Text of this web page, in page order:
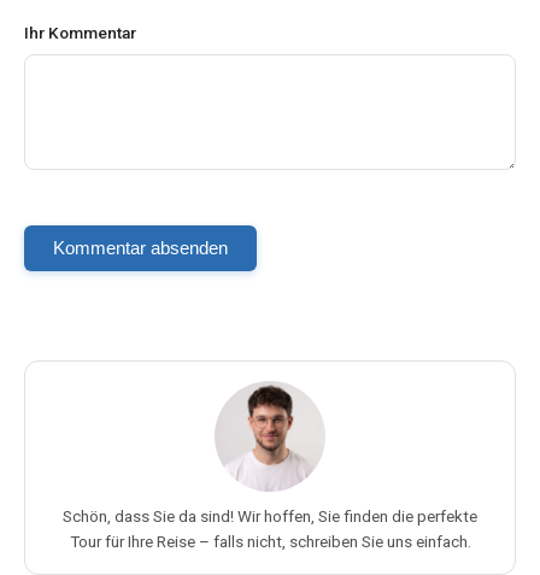
Ihr Kommentar
Kommentar absenden
Schön, dass Sie da sind! Wir hoffen, Sie finden die perfekte
Tour für Ihre Reise – falls nicht, schreiben Sie uns einfach.